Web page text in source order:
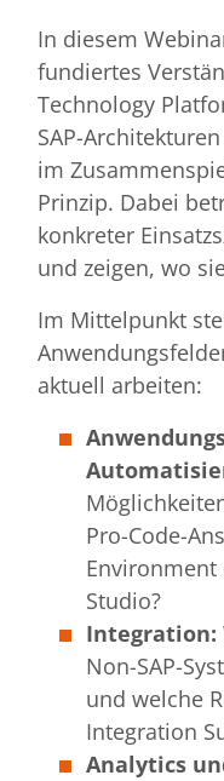
In diesem
fundiertes
Technology
SAP-
im
Prinzip. Dabei
konkreter
und zeigen, wo
Im Mittelpunkt
aktuell arbeiten:
Pro-Code-
Studio?
Integration:
Non-SAP-
und welche
Integration
Analytics